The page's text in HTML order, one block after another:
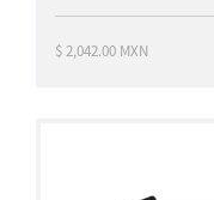
$ 2,042.00 MXN